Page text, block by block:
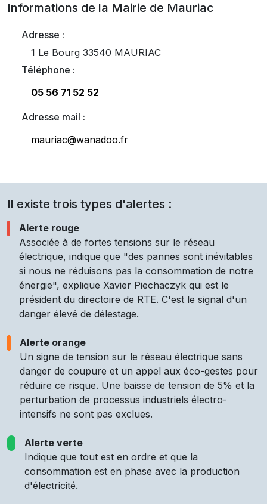
Informations de la Mairie de Mauriac
Adresse :
1 Le Bourg 33540 MAURIAC
Téléphone :
05 56 71 52 52
Adresse mail :
mauriac@wanadoo.fr
Il existe trois types d'alertes :
Alerte rouge
Associée à de fortes tensions sur le réseau
électrique, indique que "des pannes sont inévitables
si nous ne réduisons pas la consommation de notre
énergie", explique Xavier Piechaczyk qui est le
président du directoire de RTE. C'est le signal d'un
danger élevé de délestage.
Alerte orange
Un signe de tension sur le réseau électrique sans
danger de coupure et un appel aux éco-gestes pour
réduire ce risque. Une baisse de tension de 5% et la
perturbation de processus industriels électro-
intensifs ne sont pas exclues.
Alerte verte
Indique que tout est en ordre et que la
consommation est en phase avec la production
d'électricité.